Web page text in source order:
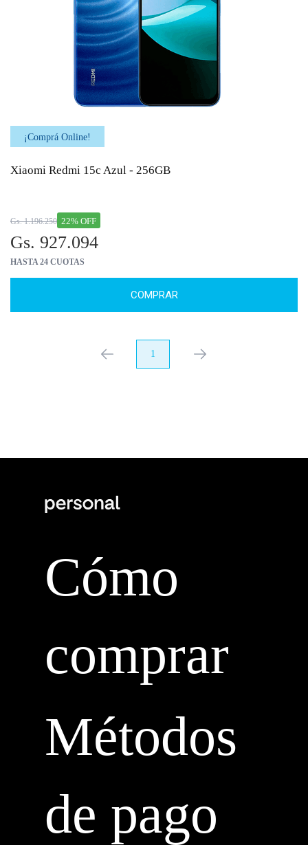
¡Comprá Online!
Xiaomi Redmi 15c Azul - 256GB
22% OFF
Gs. 1.196.250
Gs. 927.094
HASTA 24 CUOTAS
COMPRAR
anterior 1 próximo
Cómo
comprar
Métodos
de pago